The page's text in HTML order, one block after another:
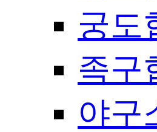
궁도
족구
야구